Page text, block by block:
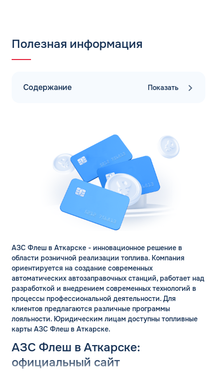
Полезная информация
Содержание Показать
АЗС Флеш в Аткарске - инновационное решение в
области розничной реализации топлива. Компания
ориентируется на создание современных
автоматических автозаправочных станций, работает над
разработкой и внедрением современных технологий в
процессы профессиональной деятельности. Для
клиентов предлагаются различные программы
лояльности. Юридическим лицам доступны топливные
карты АЗС Флеш в Аткарске.
АЗС Флеш в Аткарске:
официальный сайт